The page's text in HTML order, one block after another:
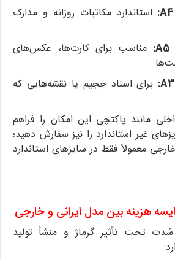
استاندارد مکاتبات روزانه و مدارک
مناسب برای کارت‌ها، عکس‌های
برای اسناد حجیم یا نقشه‌هایی که
مانند پاکتچی این امکان را فراهم
غیر استاندارد را نیز سفارش دهید؛
معمولاً فقط در سایزهای استاندارد
هزینه بین مدل ایرانی و خارجی
تحت تأثیر گرماژ و منشأ تولید